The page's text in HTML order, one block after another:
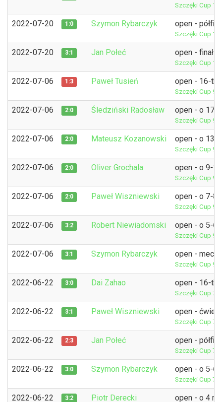
Szczęki Cup 11
2022-07-20 1:0 Szymon Rybarczyk open -
Szczęki Cup 11
2022-07-20 3:1 Jan Połeć open - finał
Szczęki Cup 11
2022-07-06 1:3 Paweł Tusień open - 16-tka
Szczęki Cup 9
2022-07-06 2:0 Śledziński Radosław open - o 17-
Szczęki Cup 9
2022-07-06 2:0 Mateusz Kozanowski open - o 13-
Szczęki Cup 9
2022-07-06 2:0 Oliver Grochala open - o 9-
Szczęki Cup 9
2022-07-06 2:0 Paweł Wiszniewski open - o 7-8
Szczęki Cup 9
2022-07-06 3:2 Robert Niewiadomski open - o 5-6
Szczęki Cup 9
2022-07-06 3:1 Szymon Rybarczyk open - mecz
Szczęki Cup 9
2022-06-22 3:0 Dai Zahao open - 16-tka
Szczęki Cup 7
2022-06-22 3:1 Paweł Wiszniewski open -
Szczęki Cup 7
2022-06-22 2:3 Jan Połeć open -
Szczęki Cup 7
2022-06-22 3:0 Szymon Rybarczyk open - o 5-6
Szczęki Cup 7
2022-06-22 3:2 Piotr Derecki open - o 4